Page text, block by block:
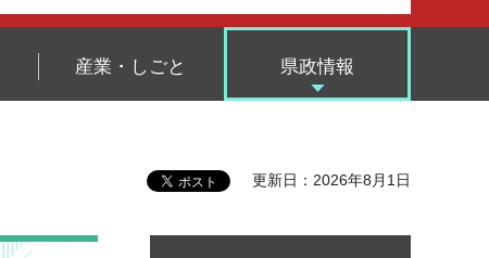
産業・しごと 県政情報
更新日：2026年8月1日